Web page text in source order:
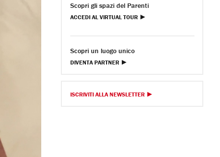
Scopri gli spazi del Parenti
ACCEDI AL VIRTUAL TOUR
Scopri un luogo unico
DIVENTA PARTNER
ISCRIVITI ALLA NEWSLETTER